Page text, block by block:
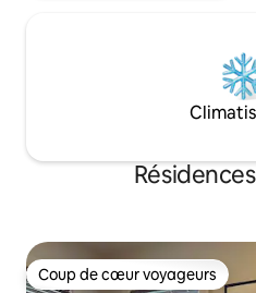
Coup de cœur voyageurs
Coup de cœur voyageurs